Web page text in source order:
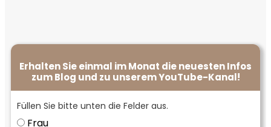
Erhalten Sie einmal im Monat die neuesten Infos
zum Blog und zu unserem YouTube-Kanal!
Füllen Sie bitte unten die Felder aus.
Frau